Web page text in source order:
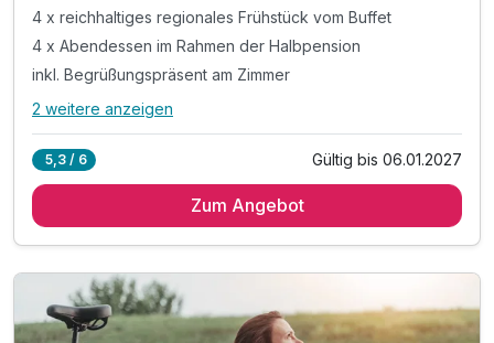
4 x reichhaltiges regionales Frühstück vom Buffet
4 x Abendessen im Rahmen der Halbpension
inkl. Begrüßungspräsent am Zimmer
Alle Inklusivleistungen
4 x reichhaltiges regionales Frühstück vom Buffet
inkl. GenussCard - der Mehrwert für Ihren Urlaub!*
inkl. Parkplatz & W-LAN Nutzung
2 weitere anzeigen
5,3 / 6 Gültig bis 06.01.2027
Zum Angebot